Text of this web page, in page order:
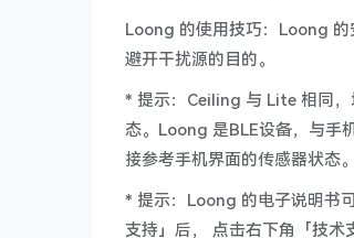
Loong 的使用技巧：Loong 的
避开干扰源的目的。
* 提示：Ceiling 与 Lite 相同
态。Loong 是BLE设备，与手
接参考手机界面的传感器状态。
* 提示：Loong 的电子说明书
支持」后， 点击右下角「技术